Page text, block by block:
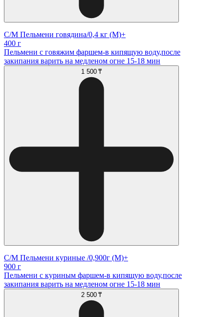
С/М Пельмени говядина/0,4 кг (М)+
400 г
Пельмени с говяжим фаршем-в кипящую воду,после
закипания варить на медленом огне 15-18 мин
1 500 ₸
С/М Пельмени куриные /0,900г (М)+
900 г
Пельмени с куриным фаршем-в кипящую воду,после
закипания варить на медленом огне 15-18 мин
2 500 ₸